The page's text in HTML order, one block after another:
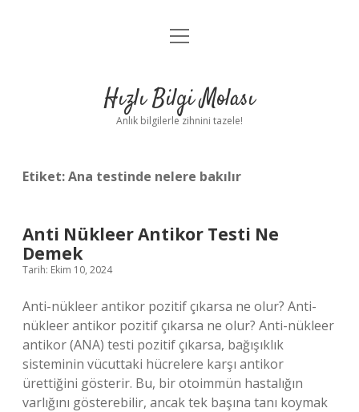
Anasayfa
Yasal Uyarı
menüyü
Hızlı Bilgi Molası
Anlık bilgilerle zihnini tazele!
Etiket:Ana testinde nelere bakılır
Anti Nükleer Antikor Testi Ne
Demek
Tarih: Ekim 10, 2024
Anti-nükleer antikor pozitif çıkarsa ne olur? Anti-
nükleer antikor pozitif çıkarsa ne olur? Anti-nükleer
antikor (ANA) testi pozitif çıkarsa, bağışıklık
sisteminin vücuttaki hücrelere karşı antikor
ürettiğini gösterir. Bu, bir otoimmün hastalığın
varlığını gösterebilir, ancak tek başına tanı koymak